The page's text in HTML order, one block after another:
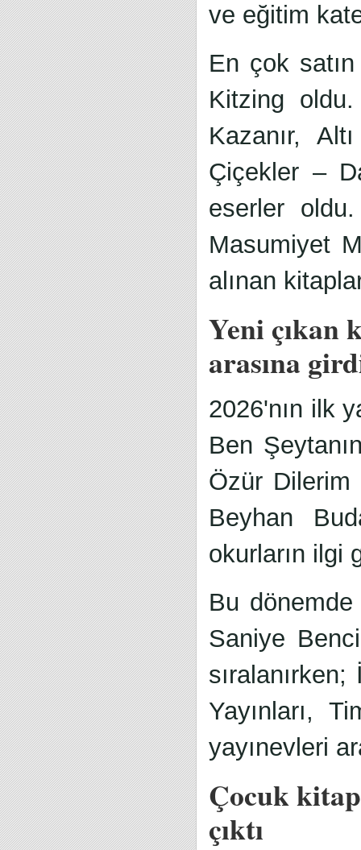
ve eğitim
En çok
Kitzing oldu.
Kazanır,
Çiçekler –
eserler
Masumiyet
alınan
Yeni çıkan
arasına
2026'nın ilk
Ben
Özür Dilerim
Beyhan
okurların ilgi
Bu
Saniye
Yayınları,
yayınevleri
Çocuk
çıktı